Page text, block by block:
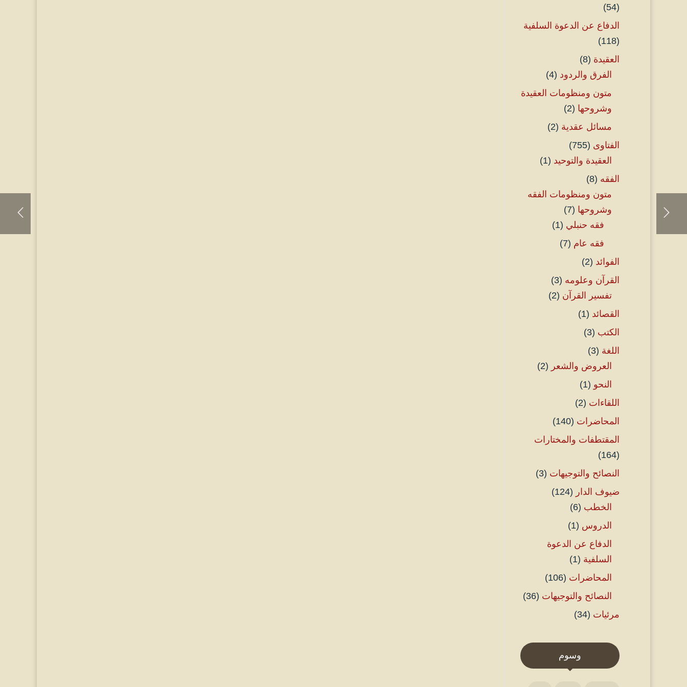
(54)
الدفاع عن الدعوة السلفية
(118)
العقيدة (8)
الفرق والردود (4)
متون ومنظومات العقيدة
وشروحها (2)
مسائل عقدية (2)
الفتاوى (755)
العقيدة والتوحيد (1)
الفقه (8)
متون ومنظومات الفقه
وشروحها (7)
فقه حنبلي (1)
فقه عام (7)
الفوائد (2)
القرآن وعلومه (3)
تفسير القرآن (2)
القصائد (1)
الكتب (3)
اللغة (3)
العروض والشعر (2)
النحو (1)
اللقاءات (2)
المحاضرات (140)
المقتطفات والمختارات
(164)
النصائح والتوجيهات (3)
ضيوف الدار (124)
الخطب (6)
الدروس (1)
الدفاع عن الدعوة
السلفية (1)
المحاضرات (106)
النصائح والتوجيهات (36)
مرئيات (34)
وسوم